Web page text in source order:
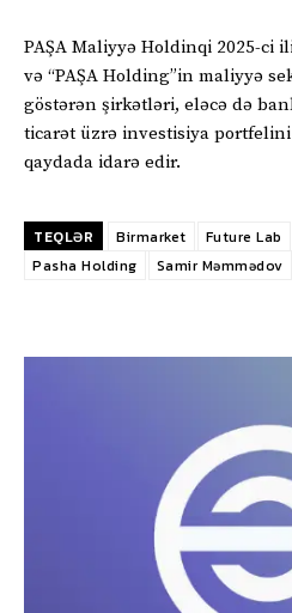
PAŞA Maliyyə Holdinqi 2025-ci
və “PAŞA Holding”in maliyyə
göstərən şirkətləri, eləcə də
ticarət üzrə investisiya
qaydada idarə edir.
TEQLƏR Birmarket Future Lab
Pasha Holding
Samir Məmmədov